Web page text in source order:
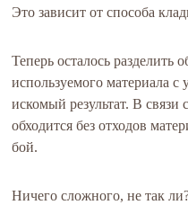
Это зависит от способа
Теперь осталось разделить
используемого материала
искомый результат. В связи
обходится без отходов
бой.
Ничего сложного, не так